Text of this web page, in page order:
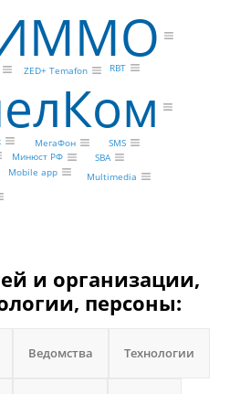
ZED+ Temafon
МегаФон
Минюст РФ
Mobile app
SBA
Multimedia
RBT
SMS
и организации,
персоны:
Ведомства Технологии